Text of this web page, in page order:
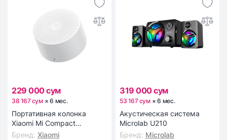
229 000 сум
38 167 сум ×6 мес.
Портативная колонка
Xiaomi Mi Compact
Bluetooth Speaker 2 White
Бренд: Xiaomi
319 000 сум
53 167 сум ×6 мес.
Акустическая система
Microlab U210
Бренд: Microlab